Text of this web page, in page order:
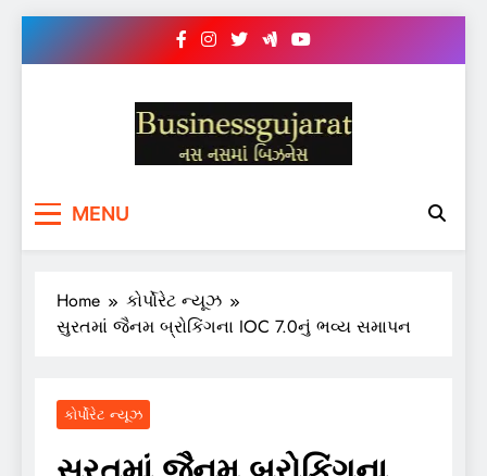
BUSINESS GUJARAT
MENU
Home
કોર્પોરેટ ન્યૂઝ
સુરતમાં જૈનમ બ્રોકિંગના IOC 7.0નું ભવ્ય સમાપન
કોર્પોરેટ ન્યૂઝ